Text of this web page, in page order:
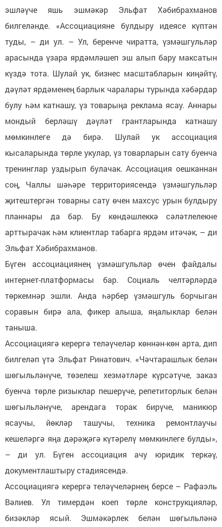
эшләүче яшь эшмәкәр Эльфат Хәбибрахманов
билгеләнде. «Ассоциацияне булдыру идеясе күптән
туды, – ди ул. – Ул, беренче чиратта, үзмәшгульләр
арасында үзара ярдәмләшеп эш алып бару максатын
күздә тота. Шулай ук, бизнес масштабларын киңәйтү,
дәүләт ярдәменең барлык чаралары турында хәбәрдар
булу һәм катнашу, үз товарыңа реклама ясау. Аннары
мондый берләшү дәүләт грантларында катнашу
мөмкинлеге дә бирә. Шулай ук ассоциация
кысаларында төрле укулар, үз товарларын сату буенча
тренинглар уздырып булачак. Ассоциация оешканнан
соң, Чаллы шәһәре территориясендә үзмәшгульләр
җитештергән товарны сату өчен махсус урын булдыру
планнары да бар. Бу көндәшлеккә сәләтлелекне
арттырачак һәм клиентлар табарга ярдәм итәчәк, – ди
Эльфат Хәбибрахманов.
Бүген ассоциациянең үзмәшгульләр өчен файдалы
интернет-платформасы бар. Социаль челтәрләрдә
төркемнәр эшли. Анда һәрбер үзмәшгуль борчыган
соравын бирә ала, фикер алыша, яңалыклар белән
таныша.
Ассоциациягә керергә теләүчеләр көннән-көн арта, дип
билгеләп үтә Эльфат Ринатович. «Чәчтарашлык белән
шөгыльләнүче, төзелеш хезмәтләре күрсәтүче, заказ
буенча төрле ризыклар пешерүче, репетиторлык белән
шөгыльләнүче, арендага торак бирүче, маникюр
ясаучы, йөкләр ташучы, техника ремонтлаучы
кешеләргә яңа дәрәҗәгә күтәрелү мөмкинлеге булды»,
– ди ул. Бүген ассоциация ачу юридик теркәү,
документлаштыру стадиясендә.
Ассоциациягә керергә теләүчеләрнең берсе – Рафаэль
Вәлиев. Ул тимердән коеп төрле конструкцияләр,
бизәкләр ясый. Эшмәкәрлек белән шөгыльләнә